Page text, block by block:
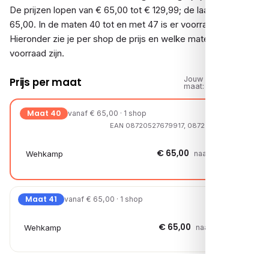
De prijzen lopen van € 65,00 tot € 129,99; de laagste is €
65,00. In de maten 40 tot en met 47 is er voorraad.
Hieronder zie je per shop de prijs en welke maten op
voorraad zijn.
Prijs per maat
Jouw
maat:
Maat 40 vanaf € 65,00 · 1 shop
EAN 08720527679917, 08720527659926
Wehkamp € 65,00 naar shop →
Maat 41 vanaf € 65,00 · 1 shop
Wehkamp € 65,00 naar shop →